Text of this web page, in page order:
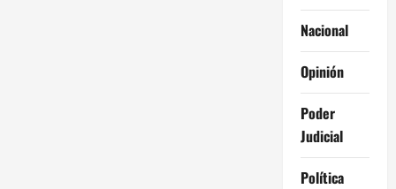
Nacional
Opinión
Poder
Judicial
Política